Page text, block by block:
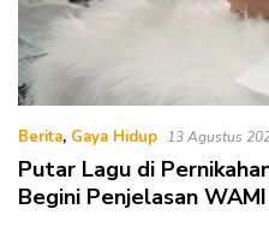
Berita, Gaya Hidup 13 Agustus
Putar Lagu di
Begini Penjelasan WAMI